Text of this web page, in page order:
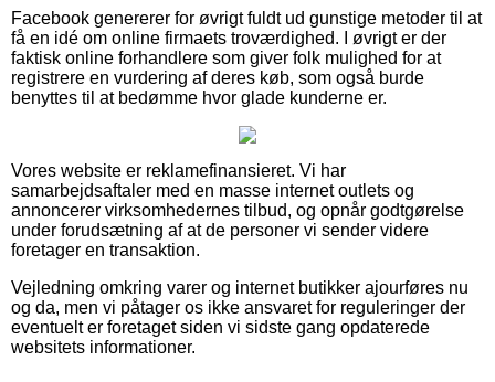
Facebook genererer for øvrigt fuldt ud gunstige metoder til at
få en idé om online firmaets troværdighed. I øvrigt er der
faktisk online forhandlere som giver folk mulighed for at
registrere en vurdering af deres køb, som også burde
benyttes til at bedømme hvor glade kunderne er.
Vores website er reklamefinansieret. Vi har
samarbejdsaftaler med en masse internet outlets og
annoncerer virksomhedernes tilbud, og opnår godtgørelse
under forudsætning af at de personer vi sender videre
foretager en transaktion.
Vejledning omkring varer og internet butikker ajourføres nu
og da, men vi påtager os ikke ansvaret for reguleringer der
eventuelt er foretaget siden vi sidste gang opdaterede
websitets informationer.